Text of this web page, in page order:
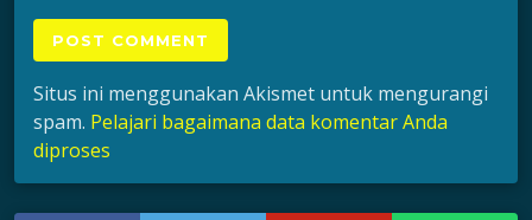
Situs ini menggunakan Akismet untuk mengurangi
spam. Pelajari bagaimana data komentar Anda
diproses